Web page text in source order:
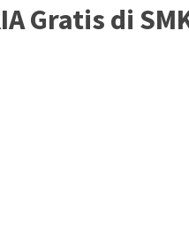
Gratis di